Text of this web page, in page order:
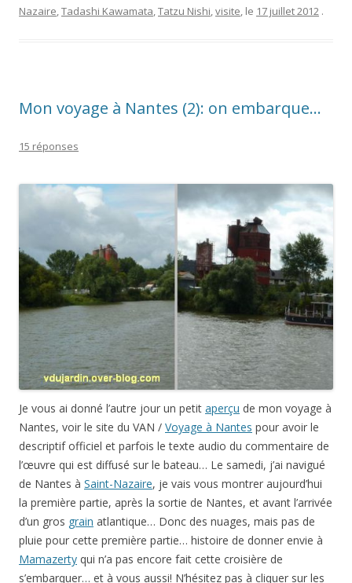
Nazaire,Tadashi Kawamata,Tatzu Nishi,visite, le 17 juillet 2012 .
Mon voyage à Nantes (2): on embarque…
15 réponses
Je vous ai donné l’autre jour un petit aperçu de mon voyage à
Nantes, voir le site du VAN / Voyage à Nantes pour avoir le
descriptif officiel et parfois le texte audio du commentaire de
l’œuvre qui est diffusé sur le bateau… Le samedi, j’ai navigué
de Nantes à Saint-Nazaire, je vais vous montrer aujourd’hui
la première partie, après la sortie de Nantes, et avant l’arrivée
d’un gros grain atlantique… Donc des nuages, mais pas de
pluie pour cette première partie… histoire de donner envie à
Mamazerty qui n’a pas encore fait cette croisière de
s’embarquer… et à vous aussi! N’hésitez pas à cliquer sur les